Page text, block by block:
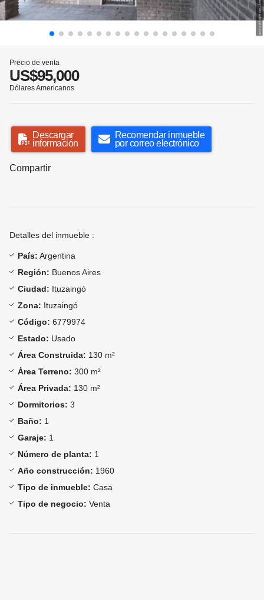
Precio de venta
US$95,000
Dólares Americanos
Descargar
información
Recomendar inmueble
por correo electrónico
Compartir
Detalles del inmueble :
País: Argentina
Región: Buenos Aires
Ciudad: Ituzaingó
Zona: Ituzaingó
Código: 6779974
Estado: Usado
Área Construida: 130 m²
Área Terreno: 300 m²
Área Privada: 130 m²
Dormitorios: 3
Baño: 1
Garaje: 1
Número de planta: 1
Año construcción: 1960
Tipo de inmueble: Casa
Tipo de negocio: Venta